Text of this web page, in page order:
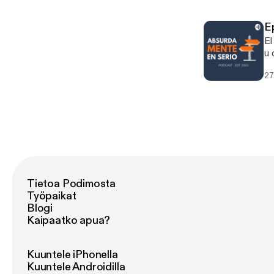
u
Tietoa Podimosta
Työpaikat
Blogi
Kaipaatko apua?
Kuuntele iPhonella
Kuuntele Androidilla